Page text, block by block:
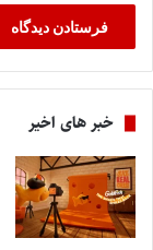
خبر های اخیر